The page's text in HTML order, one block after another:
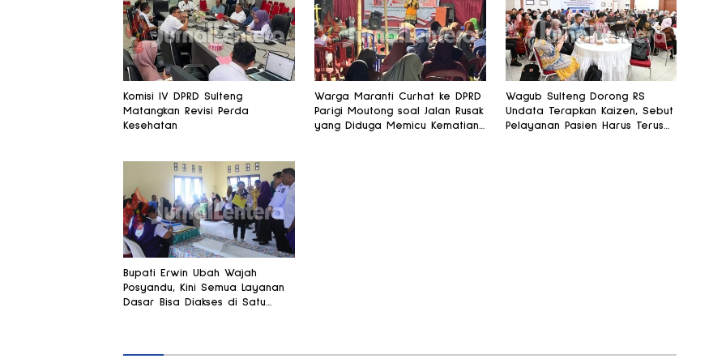
Komisi IV DPRD Sulteng
Matangkan Revisi Perda
Kesehatan
Warga Maranti Curhat ke DPRD
Parigi Moutong soal Jalan Rusak
yang Diduga Memicu Kematian
Wagub Sulteng Dorong RS
Undata Terapkan Kaizen, Sebut
Pelayanan Pasien Harus Terus
Bupati Erwin Ubah Wajah
Posyandu, Kini Semua Layanan
Dasar Bisa Diakses di Satu